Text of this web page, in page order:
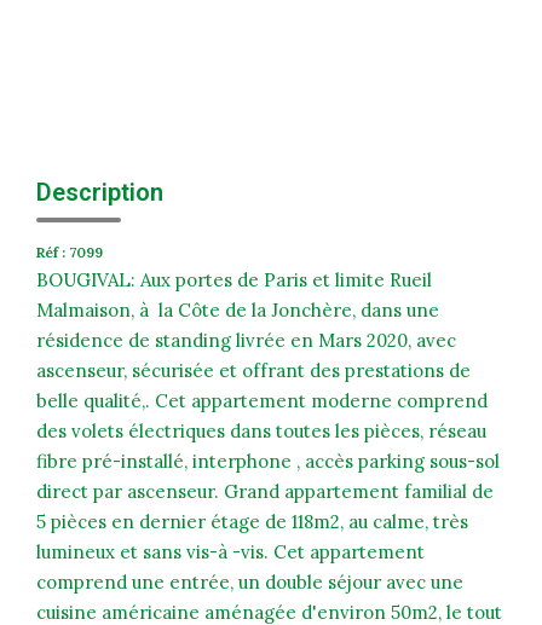
Extranet Syndic Et Gestion Locative
Extranet Syndic Estale
Description
Réf : 7099
BOUGIVAL: Aux portes de Paris et limite Rueil
Malmaison, à la Côte de la Jonchère, dans une
résidence de standing livrée en Mars 2020, avec
ascenseur, sécurisée et offrant des prestations de
belle qualité,. Cet appartement moderne comprend
des volets électriques dans toutes les pièces, réseau
fibre pré-installé, interphone , accès parking sous-sol
direct par ascenseur. Grand appartement familial de
5 pièces en dernier étage de 118m2, au calme, très
lumineux et sans vis-à -vis. Cet appartement
comprend une entrée, un double séjour avec une
cuisine américaine aménagée d'environ 50m2, le tout